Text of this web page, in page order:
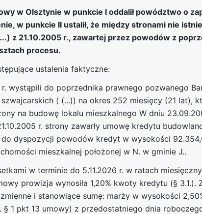
w Olsztynie w punkcie I oddalił powództwo o
w punkcie II ustalił, że między stronami nie
z 21.10.2005 r., zawartej przez powodów z
procesu.
ustalenia faktyczne:
wystąpili do poprzednika prawnego pozwanego
( (...)) na okres 252 miesięcy (21 lat),
na budowę lokalu mieszkalnego W dniu
r. strony zawarły umowę kredytu
dyspozycji powodów kredyt w wysokości
mieszkalnej położonej w N. w gminie J..
w terminie do 5.11.2026 r. w ratach
prowizja wynosiła 1,20% kwoty kredytu (§ 3.1.).
i stanowiące sumę: marży w wysokości
§ 1 pkt 13 umowy) z przedostatniego dnia